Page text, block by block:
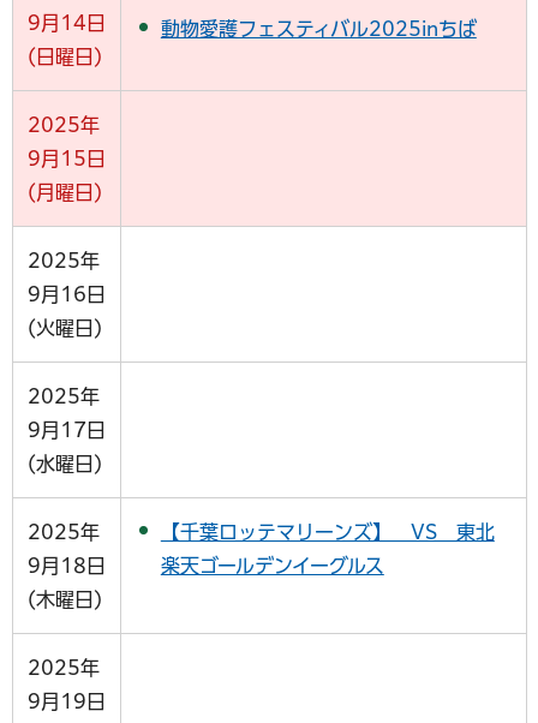
9月14日
(日曜日)
動物愛護フェスティバル2025inちば
2025年
9月15日
(月曜日)
2025年
9月16日
(火曜日)
2025年
9月17日
(水曜日)
2025年
9月18日
(木曜日)
【千葉ロッテマリーンズ】 VS 東北
楽天ゴールデンイーグルス
2025年
9月19日